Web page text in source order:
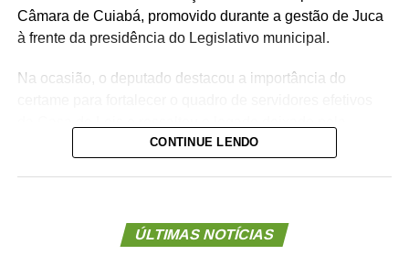
Câmara de Cuiabá, promovido durante a gestão de Juca
à frente da presidência do Legislativo municipal.
Na ocasião, o deputado destacou a importância do
Cuiabá, que é de todos nós mato-grossenses, o
parlamento mais antigo do Centro-Oeste brasileiro”,
CONTINUE LENDO
ÚLTIMAS NOTÍCIAS